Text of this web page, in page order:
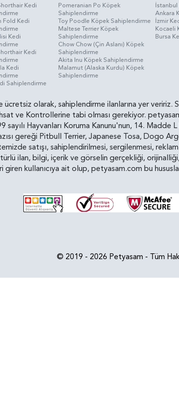
Kedi
Fold Kedi
Kedi
Kedi
Kedi
Sahiplendirme
Pomeranian Po Köpek
Sahiplendirme
Toy Poodle Köpek Sahiplendirme
Maltese Terrier Köpek
Sahiplendirme
Chow Chow (Çin Aslanı) Köpek
Sahiplendirme
Akita Inu Köpek Sahiplendirme
Malamut (Alaska Kurdu) Köpek
Sahiplendirme
Ankara
İzmir
Kocaeli
Bursa
ücretsiz olarak, sahiplendirme ilanlarına yer veririz.
ve Kontrollerine tabi olması gerekiyor.
Hayvanları Koruma Kanunu'nun, 14. Madde
gereği Pitbull Terrier, Japanese Tosa, Dogo
satışı, sahiplendirilmesi, sergilenmesi,
türlü ilan, bilgi, içerik ve görselin gerçekliği,
giren kullanıcıya ait olup, petyasam.com bu
© 2019 - 2026 Petyasam - Tüm